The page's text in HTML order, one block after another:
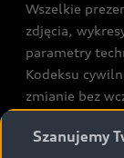
Szanujemy
Wszelkie
zdjęcia,
parametry
Kodeksu
zmianie bez
rozumieniu